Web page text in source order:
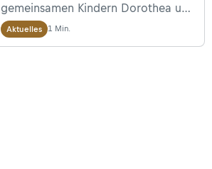
gemeinsamen Kindern Dorothea und
Rian in Schwaz in Tirol.&nbsp;Die
Familie be­wirtschaftet im Sommer
Aktuelles 1 Min.